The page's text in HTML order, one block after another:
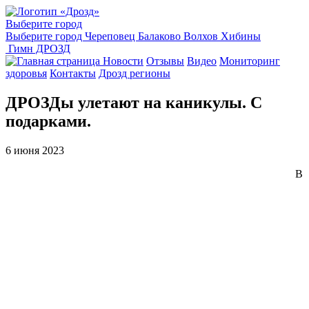
Выберите город
Выберите город Череповец Балаково Волхов Хибины
Гимн ДРОЗД
Новости Отзывы Видео Мониторинг
здоровья Контакты Дрозд регионы
ДРОЗДы улетают на каникулы. С
подарками.
6 июня 2023
В